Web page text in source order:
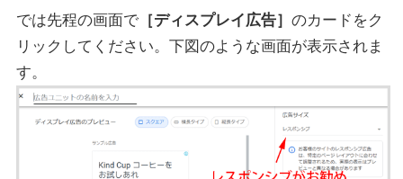
では先程の画面で ［ディスプレイ広告］ のカードをク
リックしてください。下図のような画面が表示されま
す。